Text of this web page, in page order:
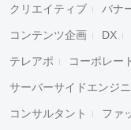
クリエイティブ バナ
コンテンツ企画 DX
テレアポ コーポレー
サーバーサイドエンジ
コンサルタント ファ